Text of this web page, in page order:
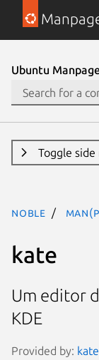
Ubuntu
Toggle
noble
kate
Um editor
KDE
Provided by: